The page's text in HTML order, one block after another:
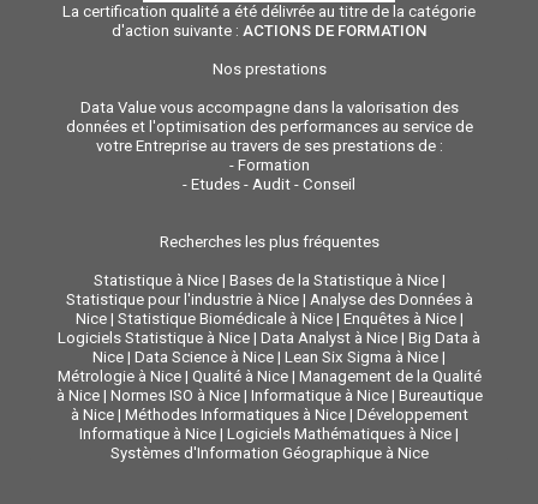
La certification qualité a été délivrée au titre de la catégorie
d'action suivante : ACTIONS DE FORMATION
Nos prestations
Data Value vous accompagne dans la valorisation des
données et l'optimisation des performances au service de
votre Entreprise au travers de ses prestations de :
- Formation
- Etudes - Audit - Conseil
Recherches les plus fréquentes
Statistique à Nice| Bases de la Statistique à Nice|
Statistique pour l'industrie à Nice| Analyse des Données à
Nice| Statistique Biomédicale à Nice| Enquêtes à Nice|
Logiciels Statistique à Nice | Data Analyst à Nice | Big Data à
Nice | Data Science à Nice | Lean Six Sigma à Nice |
Métrologie à Nice| Qualité à Nice| Management de la Qualité
à Nice| Normes ISO à Nice| Informatique à Nice| Bureautique
à Nice| Méthodes Informatiques à Nice| Développement
Informatique à Nice | Logiciels Mathématiques à Nice |
Systèmes d'Information Géographique à Nice